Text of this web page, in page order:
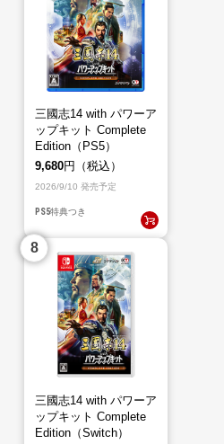
三國志14 with パワーア
ップキット Complete
Edition（PS5）
9,680円（税込）
2026/9/10 発売予定
PS5特典つき
三國志14 with パワーア
ップキット Complete
Edition（Switch）